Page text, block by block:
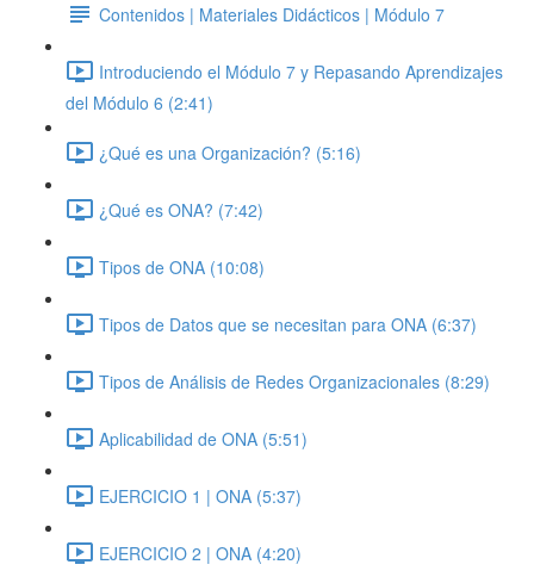
Contenidos | Materiales Didácticos | Módulo 7
Introduciendo el Módulo 7 y Repasando Aprendizajes
del Módulo 6 (2:41)
¿Qué es una Organización? (5:16)
¿Qué es ONA? (7:42)
Tipos de ONA (10:08)
Tipos de Datos que se necesitan para ONA (6:37)
Tipos de Análisis de Redes Organizacionales (8:29)
Aplicabilidad de ONA (5:51)
EJERCICIO 1 | ONA (5:37)
EJERCICIO 2 | ONA (4:20)